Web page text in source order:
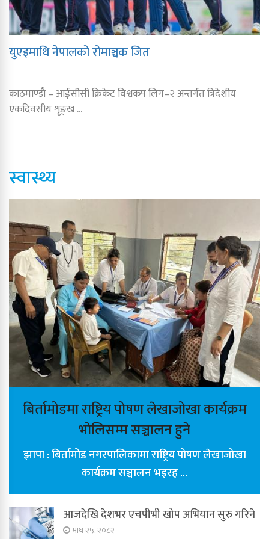
युएइमाथि नेपालको रोमाञ्चक जित
काठमाण्डाै – आईसीसी क्रिकेट विश्वकप लिग–२ अन्तर्गत त्रिदेशीय
एकदिवसीय शृङ्ख ...
स्वास्थ्य
बिर्तामोडमा राष्ट्रिय पोषण लेखाजोखा कार्यक्रम
भोलिसम्म सञ्चालन हुने
झापा : बिर्तामोड नगरपालिकामा राष्ट्रिय पोषण लेखाजोखा
कार्यक्रम सञ्चालन भइरह ...
आजदेखि देशभर एचपीभी खोप अभियान सुरु गरिने
माघ २५, २०८२